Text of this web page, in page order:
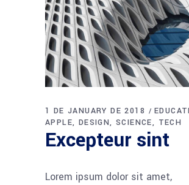
1 DE JANUARY DE 2018
APPLE
DESIGN SCIENCE TECH
Excepteur sint
Lorem ipsum dolor sit amet,